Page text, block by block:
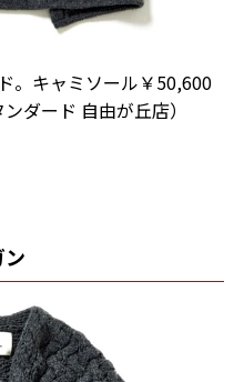
。キャミソール￥50,600
ダード 自由が丘店）